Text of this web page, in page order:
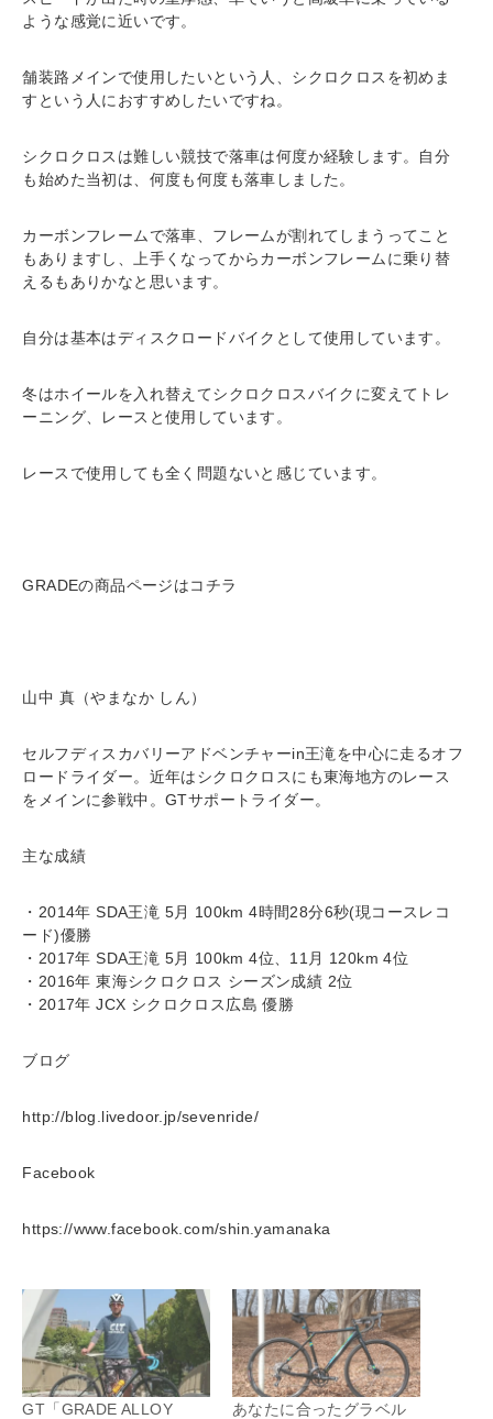
ような感覚に近いです。
舗装路メインで使用したいという人、シクロクロスを初めま
すという人におすすめしたいですね。
シクロクロスは難しい競技で落車は何度か経験します。自分
も始めた当初は、何度も何度も落車しました。
カーボンフレームで落車、フレームが割れてしまうってこと
もありますし、上手くなってからカーボンフレームに乗り替
えるもありかなと思います。
自分は基本はディスクロードバイクとして使用しています。
冬はホイールを入れ替えてシクロクロスバイクに変えてトレ
ーニング、レースと使用しています。
レースで使用しても全く問題ないと感じています。
GRADEの商品ページはコチラ
山中 真（やまなか しん）
セルフディスカバリーアドベンチャーin王滝を中心に走るオフ
ロードライダー。近年はシクロクロスにも東海地方のレース
をメインに参戦中。GTサポートライダー。
主な成績
・2014年 SDA王滝 5月 100km 4時間28分6秒(現コースレコ
ード)優勝
・2017年 SDA王滝 5月 100km 4位、11月 120km 4位
・2016年 東海シクロクロス シーズン成績 2位
・2017年 JCX シクロクロス広島 優勝
ブログ
http://blog.livedoor.jp/sevenride/
Facebook
https://www.facebook.com/shin.yamanaka
GT「GRADE ALLOY
あなたに合ったグラベル